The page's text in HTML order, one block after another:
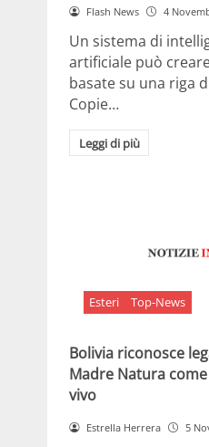
Flash News 4
Un sistema di
artificiale può
basate su una riga
Copie…
Leggi di più
Esteri Top-News
Bolivia riconosce
Madre Natura
vivo
Estrella Herrera 5